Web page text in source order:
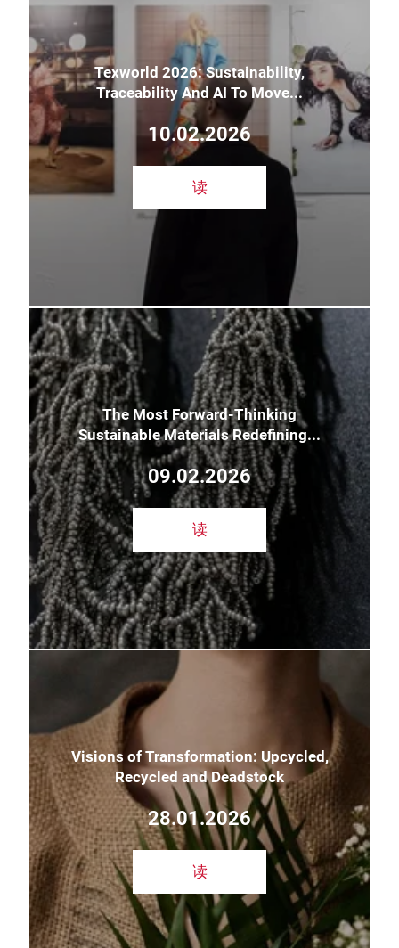
Texworld 2026: Sustainability,
Traceability And AI To Move...
10.02.2026
读
The Most Forward-Thinking
Sustainable Materials Redefining...
09.02.2026
读
Visions of Transformation: Upcycled,
Recycled and Deadstock
28.01.2026
读